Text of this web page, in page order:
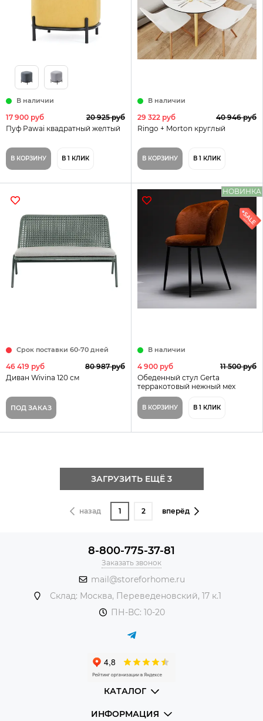
В наличии
17 900 руб
20 925 руб
Пуф Pawai квадратный желтый
В КОРЗИНУ В 1 КЛИК
В наличии
29 322 руб
40 946 руб
Ringo + Morton круглый
В КОРЗИНУ В 1 КЛИК
Срок поставки 60-70 дней
46 419 руб
80 987 руб
Диван Wivina 120 см
ПОД ЗАКАЗ
НОВИНКА
В наличии
4 900 руб
11 500 руб
Обеденный стул Gerta
терракотовый нежный мех
В КОРЗИНУ В 1 КЛИК
ЗАГРУЗИТЬ ЕЩЁ 3
назад 1 2 вперёд
8-800-775-37-81
Заказать звонок
mail@storeforhome.ru
Склад: Москва, Переведеновский, 17 к.1
ПН-ВС: 10-20
КАТАЛОГ
ИНФОРМАЦИЯ